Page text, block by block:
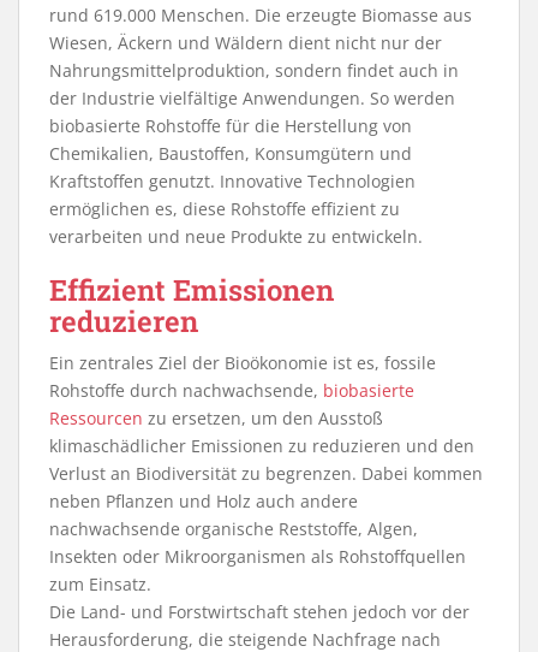
rund 619.000 Menschen. Die erzeugte Biomasse aus
Wiesen, Äckern und Wäldern dient nicht nur der
Nahrungsmittelproduktion, sondern findet auch in
der Industrie vielfältige Anwendungen. So werden
biobasierte Rohstoffe für die Herstellung von
Chemikalien, Baustoffen, Konsumgütern und
Kraftstoffen genutzt. Innovative Technologien
ermöglichen es, diese Rohstoffe effizient zu
verarbeiten und neue Produkte zu entwickeln.
Effizient Emissionen
reduzieren
Ein zentrales Ziel der Bioökonomie ist es, fossile
Rohstoffe durch nachwachsende, biobasierte
Ressourcen zu ersetzen, um den Ausstoß
klimaschädlicher Emissionen zu reduzieren und den
Verlust an Biodiversität zu begrenzen. Dabei kommen
neben Pflanzen und Holz auch andere
nachwachsende organische Reststoffe, Algen,
Insekten oder Mikroorganismen als Rohstoffquellen
zum Einsatz.
Die Land- und Forstwirtschaft stehen jedoch vor der
Herausforderung, die steigende Nachfrage nach